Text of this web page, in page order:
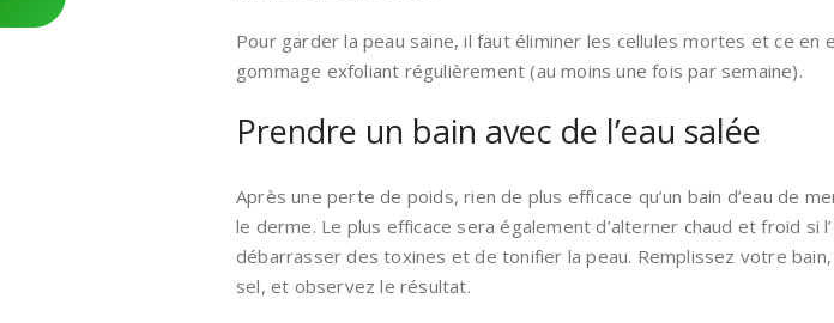
Pour garder la peau saine, il faut éliminer les cellules mortes et ce en
gommage exfoliant régulièrement (au moins une fois par semaine).
Prendre un bain avec de l’eau salée
Après une perte de poids, rien de plus efficace qu’un bain d’eau de
le derme. Le plus efficace sera également d’alterner chaud et froid si
débarrasser des toxines et de tonifier la peau. Remplissez votre
sel, et observez le résultat.